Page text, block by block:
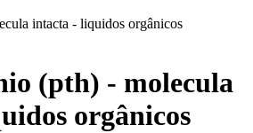
intacta - liquidos orgânicos
(pth) - molecula
orgânicos